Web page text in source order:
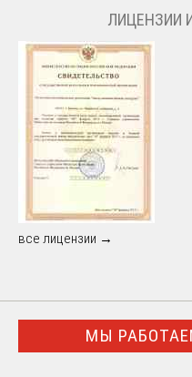
ЛИЦЕНЗИИ
все лицензии →
МЫ